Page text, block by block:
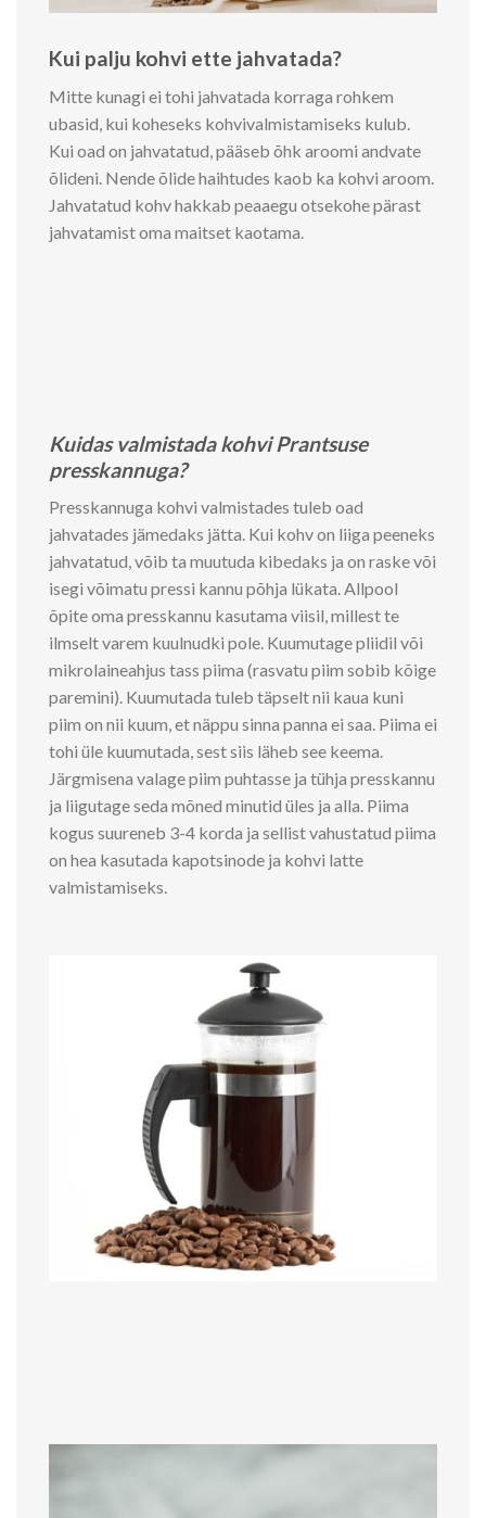
Kui palju kohvi ette jahvatada?
Mitte kunagi ei tohi jahvatada korraga rohkem
ubasid, kui koheseks kohvivalmistamiseks kulub.
Kui oad on jahvatatud, pääseb õhk aroomi andvate
õlideni. Nende õlide haihtudes kaob ka kohvi aroom.
Jahvatatud kohv hakkab peaaegu otsekohe pärast
jahvatamist oma maitset kaotama.
Kuidas valmistada kohvi Prantsuse
presskannuga?
Presskannuga kohvi valmistades tuleb oad
jahvatades jämedaks jätta. Kui kohv on liiga peeneks
jahvatatud, võib ta muutuda kibedaks ja on raske või
isegi võimatu pressi kannu põhja lükata. Allpool
õpite oma presskannu kasutama viisil, millest te
ilmselt varem kuulnudki pole. Kuumutage pliidil või
mikrolaineahjus tass piima (rasvatu piim sobib kõige
paremini). Kuumutada tuleb täpselt nii kaua kuni
piim on nii kuum, et näppu sinna panna ei saa. Piima ei
tohi üle kuumutada, sest siis läheb see keema.
Järgmisena valage piim puhtasse ja tühja presskannu
ja liigutage seda mõned minutid üles ja alla. Piima
kogus suureneb 3-4 korda ja sellist vahustatud piima
on hea kasutada kapotsinode ja kohvi latte
valmistamiseks.